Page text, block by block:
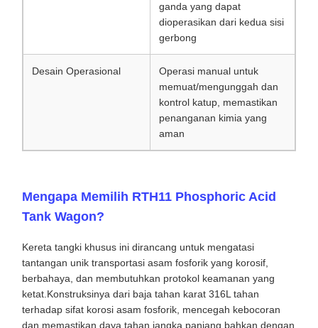
ganda yang dapat
dioperasikan dari kedua sisi
gerbong
Desain Operasional
Operasi manual untuk
memuat/mengunggah dan
kontrol katup, memastikan
penanganan kimia yang
aman
Mengapa Memilih RTH11 Phosphoric Acid
Tank Wagon?
Kereta tangki khusus ini dirancang untuk mengatasi
tantangan unik transportasi asam fosforik yang korosif,
berbahaya, dan membutuhkan protokol keamanan yang
ketat.Konstruksinya dari baja tahan karat 316L tahan
terhadap sifat korosi asam fosforik, mencegah kebocoran
dan memastikan daya tahan jangka panjang bahkan dengan